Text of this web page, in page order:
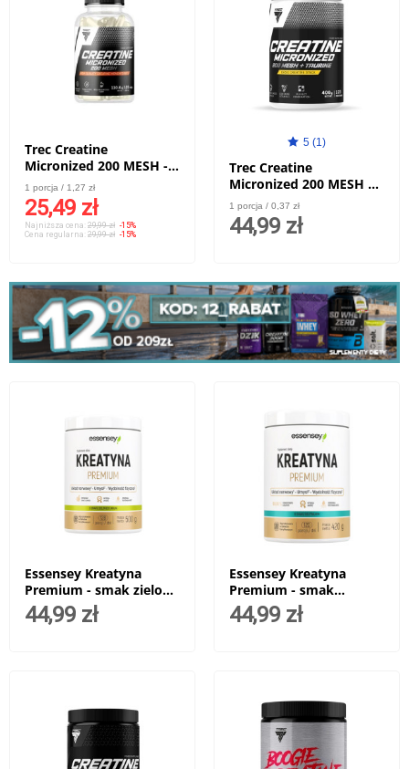
Trec Creatine
Micronized 200 MESH -
120 kaps.
1 porcja / 1,27 zł
25,49 zł
Najniższa cena: 29,99 zł -15%
Cena regularna: 29,99 zł -15%
5 (1)
Trec Creatine
Micronized 200 MESH +
Taurine - 400g
1 porcja / 0,37 zł
44,99 zł
Essensey Kreatyna
Premium - smak zielone
jabłko - 500g
44,99 zł
Essensey Kreatyna
Premium - smak
neutralny - 420g
44,99 zł